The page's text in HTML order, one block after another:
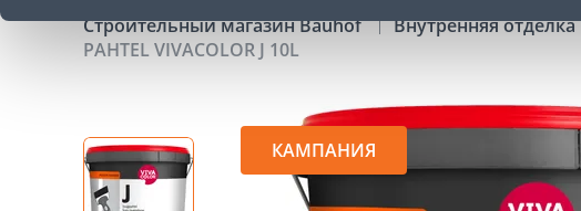
Строительный магазин Bauhof Внутренняя отделка
PAHTEL VIVACOLOR J 10L
КАМПАНИЯ